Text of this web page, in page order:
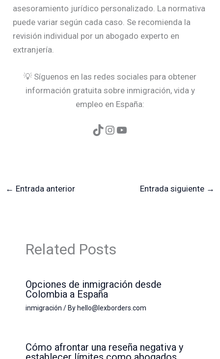
asesoramiento jurídico personalizado. La normativa
puede variar según cada caso. Se recomienda la
revisión individual por un abogado experto en
extranjería.
💡 Síguenos en las redes sociales para obtener
información gratuita sobre inmigración, vida y
empleo en España:
← Entrada anterior Entrada siguiente →
Related Posts
Opciones de inmigración desde
Colombia a España
inmigración / By hello@lexborders.com
Cómo afrontar una reseña negativa y